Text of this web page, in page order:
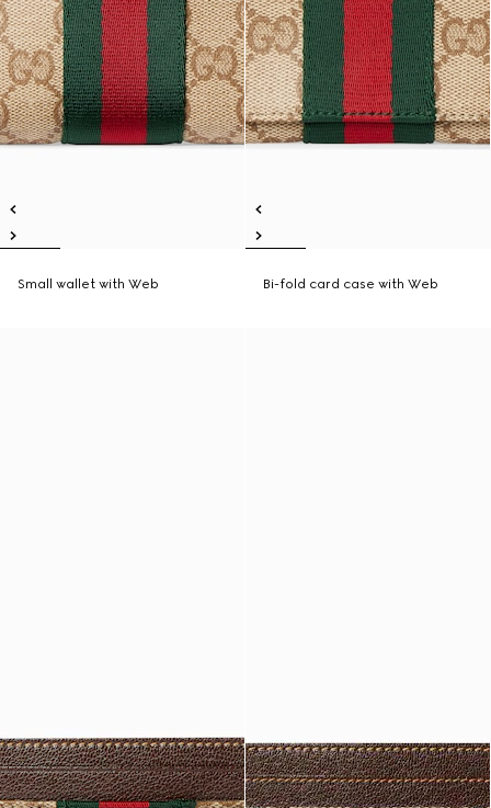
Small wallet with Web Bi-fold card case with Web